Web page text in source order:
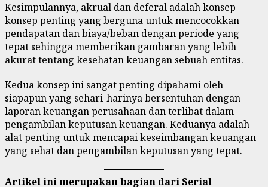
Kesimpulannya, akrual dan deferal adalah konsep-
konsep penting yang berguna untuk mencocokkan
pendapatan dan biaya/beban dengan periode yang
tepat sehingga memberikan gambaran yang lebih
akurat tentang kesehatan keuangan sebuah entitas.
Kedua konsep ini sangat penting dipahami oleh
siapapun yang sehari-harinya bersentuhan dengan
laporan keuangan perusahaan dan terlibat dalam
pengambilan keputusan keuangan. Keduanya adalah
alat penting untuk mencapai keseimbangan keuangan
yang sehat dan pengambilan keputusan yang tepat.
Artikel ini merupakan bagian dari Serial